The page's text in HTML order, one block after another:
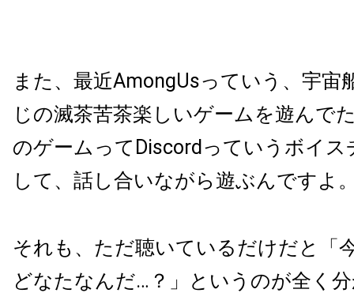
また、最近AmongUsっていう、宇宙
じの滅茶苦茶楽しいゲームを遊んで
のゲームってDiscordっていうボイス
して、話し合いながら遊ぶんですよ
それも、ただ聴いているだけだと「
どなたなんだ…？」というのが全く